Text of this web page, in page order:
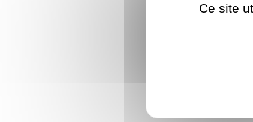
Ce site